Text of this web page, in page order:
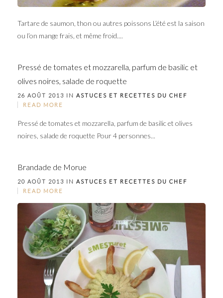
Tartare de saumon, thon ou autres poissons L’été est la saison
ou l’on mange frais, et même froid....
Pressé de tomates et mozzarella, parfum de basilic et
olives noires, salade de roquette
26 AOÛT 2013 IN ASTUCES ET RECETTES DU CHEF
READ MORE
Pressé de tomates et mozzarella, parfum de basilic et olives
noires, salade de roquette Pour 4 personnes...
Brandade de Morue
20 AOÛT 2013 IN ASTUCES ET RECETTES DU CHEF
READ MORE